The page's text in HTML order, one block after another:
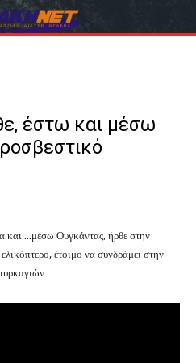
έστω και μέσω
και …μέσω Ουγκάντας, ήρθε στην
έτοιμο να συνδράμει στην